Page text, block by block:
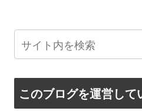
このブログを運営して